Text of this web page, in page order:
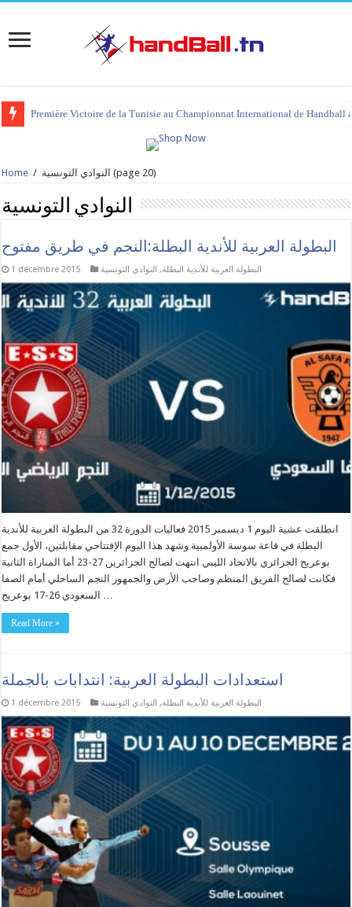
tournoi international Hammamet 2023 : programme et liste des joueurs
Home / النوادي التونسية (page 20)
النوادي التونسية
البطولة العربية للأندية البطلة:النجم في طريق مفتوح
1 décembre 2015 البطولة العربية للأندية البطلة, النوادي التونسية
انطلقت عشية اليوم 1 ديسمبر 2015 فعاليات الدورة 32 من البطولة العربية للأندية
البطلة في قاعة سوسة الأولمبية وشهد هذا اليوم الإفتتاحي مقابلتين، الأول جمع
بوعريج الجزائري بالاتحاد الليبي انتهت لصالح الجزائرين 27-23 أما المباراة الثانية
فكانت لصالح الفريق المنظم وصاحب الأرض والجمهور النجم الساحلي أمام الصفا
السعودي 26-17 بوعريج …
Read More »
استعدادات البطولة العربية: انتدابات بالجملة
1 décembre 2015 البطولة العربية للأندية البطلة, النوادي التونسية